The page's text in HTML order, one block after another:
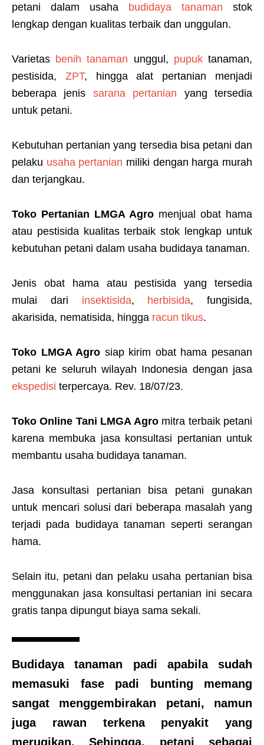
petani dalam usaha budidaya tanaman stok
lengkap dengan kualitas terbaik dan unggulan.
Varietas benih tanaman unggul, pupuktanaman,
pestisida, ZPT, hingga alat pertanian menjadi
beberapa jenis sarana pertanian yang tersedia
untuk petani.
Kebutuhan pertanian yang tersedia bisa petani dan
pelaku usaha pertanian miliki dengan harga murah
dan terjangkau.
Toko Pertanian LMGA Agro menjual obat hama
atau pestisida kualitas terbaik stok lengkap untuk
kebutuhan petani dalam usaha budidaya tanaman.
Jenis obat hama atau pestisida yang tersedia
mulai dari insektisida, herbisida, fungisida,
akarisida, nematisida, hingga racun tikus.
Toko LMGA Agro siap kirim obat hama pesanan
petani ke seluruh wilayah Indonesia dengan jasa
ekspedisi terpercaya. Rev. 18/07/23.
Toko Online Tani LMGA Agro mitra terbaik petani
karena membuka jasa konsultasi pertanian untuk
membantu usaha budidaya tanaman.
Jasa konsultasi pertanian bisa petani gunakan
untuk mencari solusi dari beberapa masalah yang
terjadi pada budidaya tanaman seperti serangan
hama.
Selain itu, petani dan pelaku usaha pertanian bisa
menggunakan jasa konsultasi pertanian ini secara
gratis tanpa dipungut biaya sama sekali.
Budidaya tanaman padi apabila sudah
memasuki fase padi bunting memang
sangat menggembirakan petani, namun
juga rawan terkena penyakit yang
merugikan. Sehingga, petani sebagai